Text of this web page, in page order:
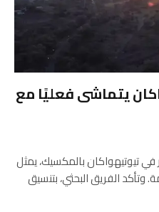
يتماشى فعليًا مع
تيوتيهواكان بالمكسيك، يمثل
وتأكد الفريق البحثي، بتنسيق